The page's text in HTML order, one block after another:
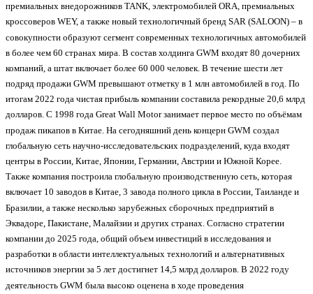
премиальных внедорожников TANK, электромобилей ORA, премиальных
кроссоверов WEY, а также новый технологичный бренд SAR (SALOON) – в
совокупности образуют сегмент современных технологичных автомобилей
в более чем 60 странах мира. В состав холдинга GWM входят 80 дочерних
компаний, а штат включает более 60 000 человек. В течение шести лет
подряд продажи GWM превышают отметку в 1 млн автомобилей в год. По
итогам 2022 года чистая прибыль компании составила рекордные 20,6 млрд
долларов. С 1998 года Great Wall Motor занимает первое место по объёмам
продаж пикапов в Китае. На сегодняшний день концерн GWM создал
глобальную сеть научно-исследовательских подразделений, куда входят
центры в России, Китае, Японии, Германии, Австрии и Южной Корее.
Также компания построила глобальную производственную сеть, которая
включает 10 заводов в Китае, 3 завода полного цикла в России, Таиланде и
Бразилии, а также несколько зарубежных сборочных предприятий в
Эквадоре, Пакистане, Малайзии и других странах. Согласно стратегии
компании до 2025 года, общий объем инвестиций в исследования и
разработки в области интеллектуальных технологий и альтернативных
источников энергии за 5 лет достигнет 14,5 млрд долларов. В 2022 году
деятельность GWM была высоко оценена в ходе проведения